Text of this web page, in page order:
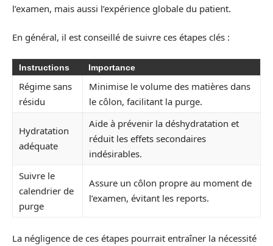
l’examen, mais aussi l’expérience globale du patient.
En général, il est conseillé de suivre ces étapes clés :
Instructions Importance
Régime sans
résidu
Minimise le volume des matières dans
le côlon, facilitant la purge.
Hydratation
adéquate
Aide à prévenir la déshydratation et
réduit les effets secondaires
indésirables.
Suivre le
calendrier de
purge
Assure un côlon propre au moment de
l’examen, évitant les reports.
La négligence de ces étapes pourrait entraîner la nécessité